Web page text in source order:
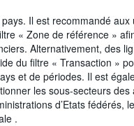
Il est recommandé
« Zone de référence »
Alternativement, des
du filtre « Transaction »
et de périodes. Il est
les sous-secteurs
d’Etats fédérés,
.